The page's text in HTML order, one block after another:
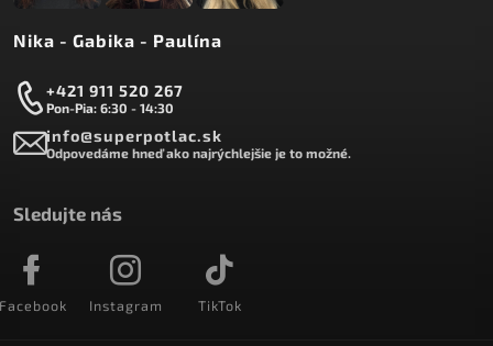
Nika - Gabika - Paulína
+421 911 520 267
Pon-Pia: 6:30 - 14:30
info@superpotlac.sk
Odpovedáme hneď ako najrýchlejšie je to možné.
Sledujte nás
Instagram TikTok